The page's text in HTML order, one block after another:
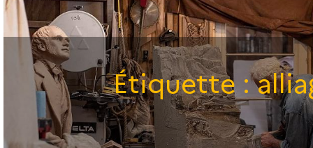
Étiquette :